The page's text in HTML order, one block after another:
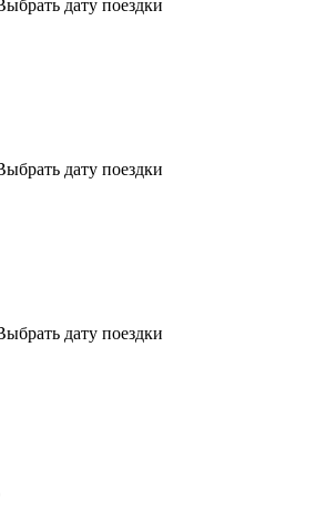
дату поездки
дату поездки
дату поездки